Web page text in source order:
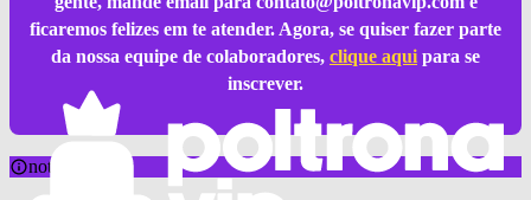
ficaremos felizes em te atender. Agora, se quiser fazer parte
da nossa equipe de colaboradores, clique aqui para se
inscrever.
notícia sobre